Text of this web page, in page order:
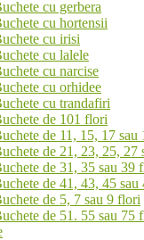
cu gerbera
cu hortensii
cu irisi
cu lalele
cu narcise
cu orhidee
cu trandafiri
de 101 flori
de 11, 15, 17 sau
de 21, 23, 25, 27
de 31, 35 sau 39
de 41, 43, 45 sau
de 5, 7 sau 9 flori
de 51. 55 sau 75